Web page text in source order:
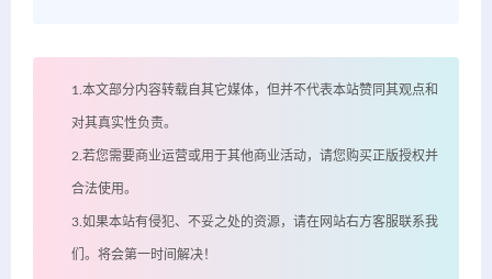
1.本文部分内容转载自其它媒体，但并不代表本站赞同其观点和
对其真实性负责。
2.若您需要商业运营或用于其他商业活动，请您购买正版授权并
合法使用。
3.如果本站有侵犯、不妥之处的资源，请在网站右方客服联系我
们。将会第一时间解决！